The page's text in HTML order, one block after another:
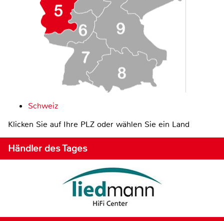
Schweiz
Klicken Sie auf Ihre PLZ oder wählen Sie ein Land
Händler des Tages